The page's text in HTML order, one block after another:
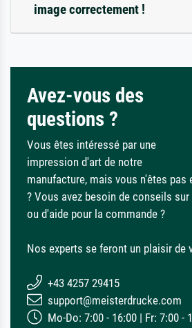
image correctement !
Avez-vous des
questions ?
Vous êtes intéressé par une
impression d'art de notre
manufacture, mais vous n'êtes pas
? Vous avez besoin de conseils
ou d'aide pour la commande ?
Nos experts se feront un plaisir de
+43 4257 29415
support@meisterdrucke.com
Mo-Do: 7:00 - 16:00 | Fr: 7:00 -